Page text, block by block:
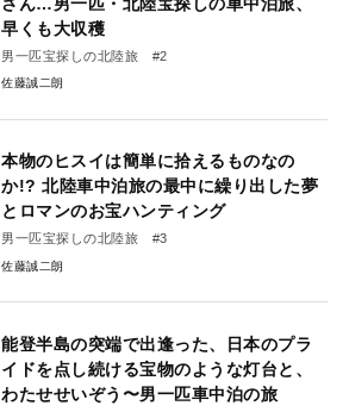
早くも大収穫
男一匹宝探しの北陸旅 #2
佐藤誠二朗
本物のヒスイは簡単に拾えるものなの
か!? 北陸車中泊旅の最中に繰り出した夢
とロマンのお宝ハンティング
男一匹宝探しの北陸旅 #3
佐藤誠二朗
能登半島の突端で出逢った、日本のプラ
イドを点し続ける宝物のような灯台と、
わたせせいぞう〜男一匹車中泊の旅